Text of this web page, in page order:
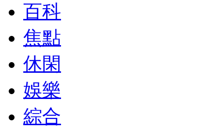
百科
焦點
休閑
娛樂
綜合